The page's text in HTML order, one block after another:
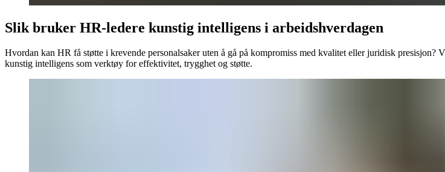
Slik bruker HR-ledere kunstig intelligens i arbeidshverdagen
Hvordan kan HR få støtte i krevende personalsaker uten å gå på kompromiss med kvalitet eller juridisk
kunstig intelligens som verktøy for effektivitet, trygghet og støtte.